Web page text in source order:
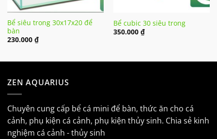
Bể siêu trong 30x17x20 để
bàn
230.000 ₫
Bể cubic 30 siêu trong
350.000 ₫
ZEN AQUARIUS
Chuyên cung cấp bể cá mini để bàn, thức ăn cho cá
cảnh, phụ kiện cá cảnh, phụ kiện thủy sinh. Chia sẻ kinh
nghiệm cá cảnh - thủy sinh